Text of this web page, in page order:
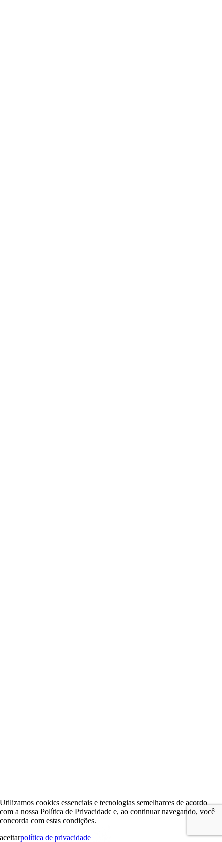
Utilizamos cookies essenciais e tecnologias semelhantes de acordo
com a nossa Política de Privacidade e, ao continuar navegando, você
concorda com estas condições.
aceitarpolítica de privacidade